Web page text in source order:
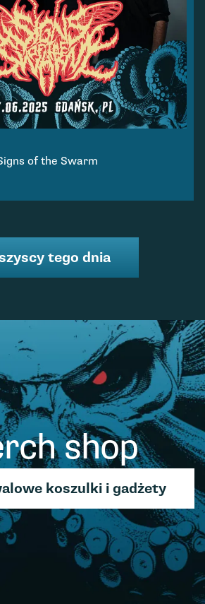
of the Swarm
tego dnia
shop
koszulki i gadżety